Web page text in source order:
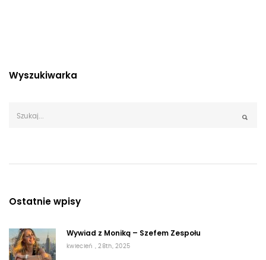
Wyszukiwarka
Ostatnie wpisy
Wywiad z Moniką – Szefem Zespołu
kwiecień , 28th, 2025